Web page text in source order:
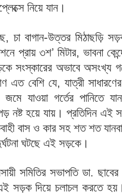
নিয়ে যান।
চা বাগান-উত্তর মিঠাছড়ি
প্রায় ৩শ’ মিটার, ভাবনা
সংস্কারের অভাবে অসংখ্য
এত বেশি যে, যাত্রী
যাওয়া গর্তের পানিতে
নষ্ট হয়ে যায়। প্রতিদিন এই
বাস ও কার সহ শত শত
দুর্ঘটনা ঘটছে এই সড়কে।
সমিতির সভাপতি ডা.
এই সড়ক দিয়ে চলাচল করতে